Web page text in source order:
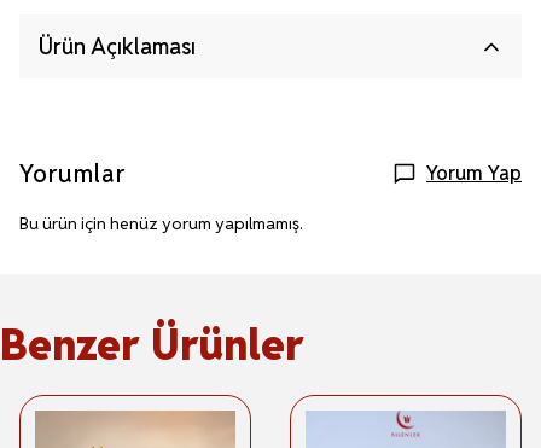
Ürün Açıklaması
Yorumlar Yorum Yap
Bu ürün için henüz yorum yapılmamış.
Benzer Ürünler